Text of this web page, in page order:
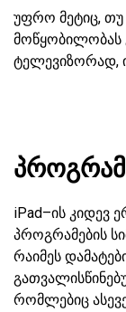
უფრო მეტიც, თუ
ტელევიზორად,
iPad–ის კიდევ
პროგრამების
რაიმეს
რომლებიც